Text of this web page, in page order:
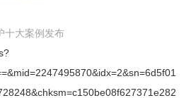
十大案例发布